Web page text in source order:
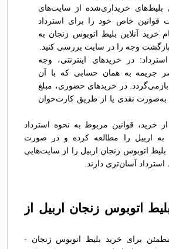
خریداری‌شده از سایت‌های
خاص خود را برای استرداد
خرید آنلاین بلیط اتوبوس زنجان به
وجه را در سایت بررسی کنید.
در خریدهای اینترنتی، وجه
جریمه به همان حسابی که با آن
در خریدهای حضوری، مبلغ
به‌صورت نقدی یا از طریق کارت‌خوان
خرید، قوانین مربوط به نحوه استرداد
به اربیل را مطالعه کرده و در صورت
بلیط اتوبوس زنجان اربیل را از سایت‌هایی
آسان‌تری دارند.
اتوبوس زنجان اربیل از
برای خرید بلیط اتوبوس زنجان -